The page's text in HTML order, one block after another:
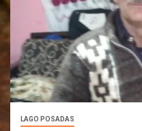
LAGO POSADAS